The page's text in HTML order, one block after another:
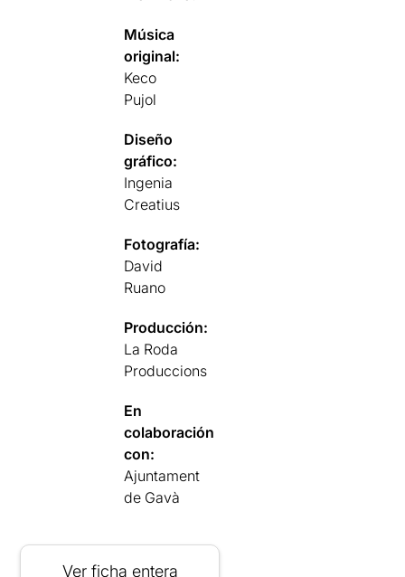
Música
original:
Keco
Pujol
Diseño
gráfico:
Ingenia
Creatius
Fotografía:
David
Ruano
Producción:
La Roda
Produccions
En
colaboración
con:
Ajuntament
de Gavà
Ver ficha entera